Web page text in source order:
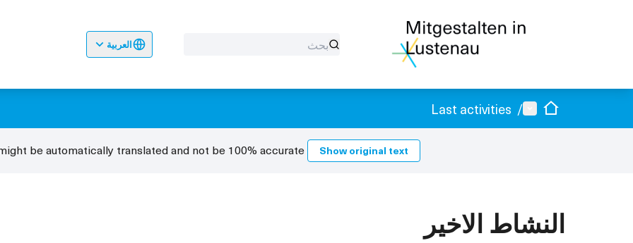
العربية Odaberite jezikDil seçiniz
الصفحة الرئيسية
القائمة الرئيسية
/
Last activities
Show original text
be automatically translated and not be 100% accurate.
النشاط الاخير